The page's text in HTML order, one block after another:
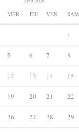
MER JEU VEN SAM
1
5 6 7 8
12 13 14 15
19 20 21 22
26 27 28 29